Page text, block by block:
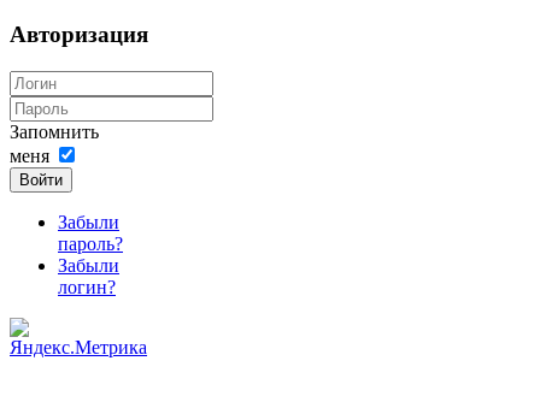
Авторизация
Запомнить
меня
Войти
Забыли
пароль?
Забыли
логин?